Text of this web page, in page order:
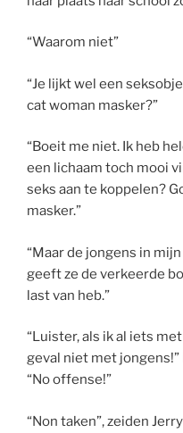
“Waarom niet”
“Je lijkt wel een
cat woman masker?”
“Boeit me niet. Ik heb
een lichaam toch mooi
seks aan te koppelen?
masker.”
“Maar de jongens in
geeft ze de verkeerde
last van heb.”
“Luister, als ik al iets
geval niet met jongens!”
“No offense!”
“Non taken”, zeiden